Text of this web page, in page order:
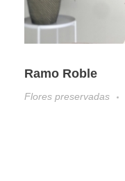
Ramo Roble
Flores preservadas